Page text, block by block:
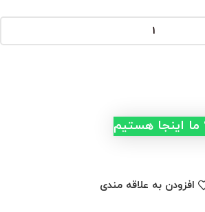
ما اینجا هستیم
افزودن به علاقه مندی